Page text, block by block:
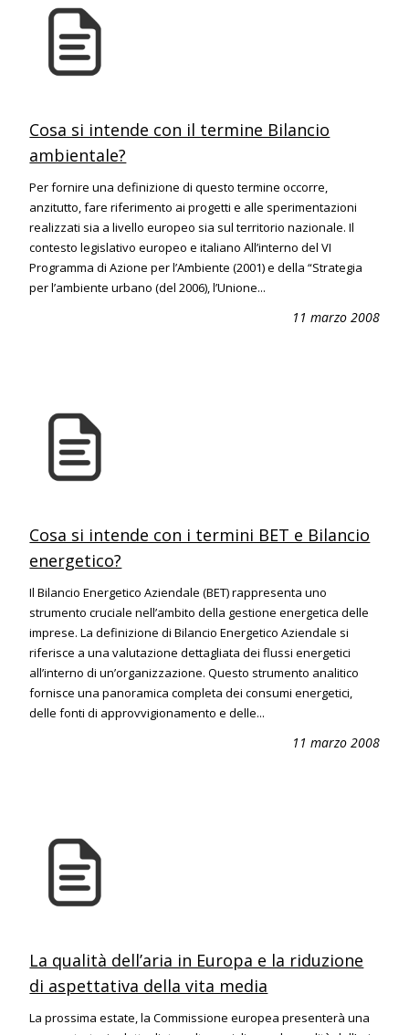
Cosa si intende con il termine Bilancio
ambientale?
Per fornire una definizione di questo termine occorre,
anzitutto, fare riferimento ai progetti e alle sperimentazioni
realizzati sia a livello europeo sia sul territorio nazionale. Il
contesto legislativo europeo e italiano All’interno del VI
Programma di Azione per l’Ambiente (2001) e della “Strategia
per l’ambiente urbano (del 2006), l’Unione...
11 marzo 2008
Cosa si intende con i termini BET e Bilancio
energetico?
Il Bilancio Energetico Aziendale (BET) rappresenta uno
strumento cruciale nell’ambito della gestione energetica delle
imprese. La definizione di Bilancio Energetico Aziendale si
riferisce a una valutazione dettagliata dei flussi energetici
all’interno di un’organizzazione. Questo strumento analitico
fornisce una panoramica completa dei consumi energetici,
delle fonti di approvvigionamento e delle...
11 marzo 2008
La qualità dell’aria in Europa e la riduzione
di aspettativa della vita media
La prossima estate, la Commissione europea presenterà una